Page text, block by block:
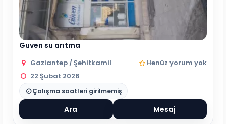
Guven su arıtma
Gaziantep / Şehitkamil
Henüz yorum yok
22 Şubat 2026
Çalışma saatleri girilmemiş
Ara Mesaj